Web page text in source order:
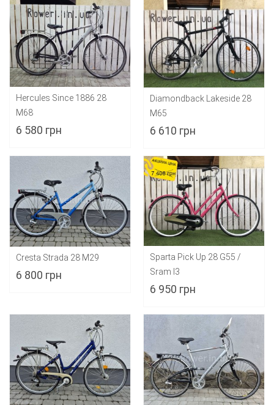
Hercules Since 1886 28
M68
6 580 грн
Diamondback Lakeside 28
M65
6 610 грн
Cresta Strada 28 M29
6 800 грн
Sparta Pick Up 28 G55 /
Sram I3
6 950 грн